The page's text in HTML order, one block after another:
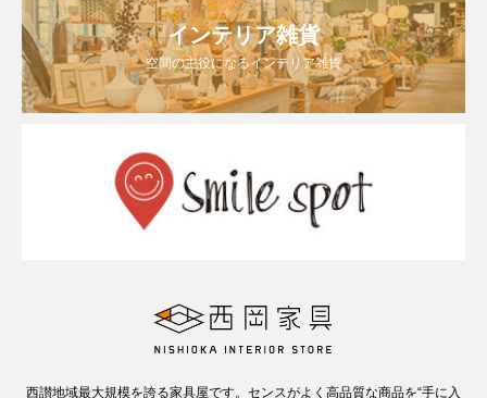
インテリア雑貨
空間の主役になるインテリア雑貨
西讃地域最大規模を誇る家具屋です。センスがよく高品質な商品を“手に入